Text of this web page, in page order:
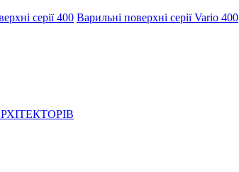
серії 400 Варильні поверхні серії Vario 400